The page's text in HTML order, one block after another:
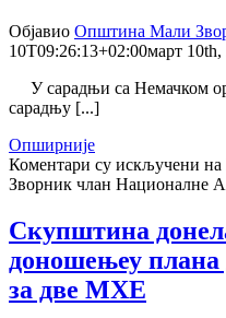
Објавио Општина Мали
10T09:26:13+02:00март 10th,
У сарадњи са Немачком
сарадњу [...]
Опширније
Коментари су искључени на
Зворник члан Националне
Скупштина
доношењеу плана
за две МХЕ